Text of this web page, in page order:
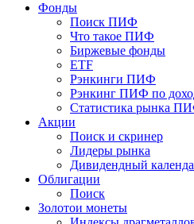
Фонды
Поиск ПИФ
Что такое ПИФ
Биржевые фонды
ETF
Рэнкинги ПИФ
Рэнкинг ПИФ по
Статистика рынка
Акции
Поиск и скринер
Лидеры рынка
Дивидендный
Облигации
Поиск
Золотои монеты